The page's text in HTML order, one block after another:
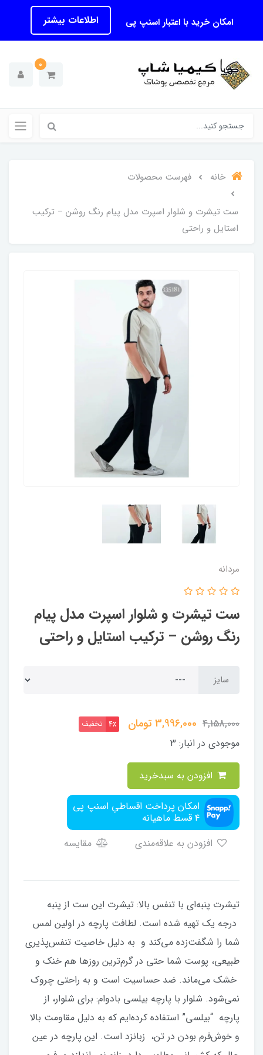
امکان خرید با اعتبار اسنپ پی اطلاعات بیشتر
0
خانه فهرست محصولات
ست تیشرت و شلوار اسپرت مدل پیام رنگ روشن – ترکیب
استایل و راحتی
مردانه
ست تیشرت و شلوار اسپرت مدل پیام
رنگ روشن – ترکیب استایل و راحتی
سایز
4,158,000
3,996,000تومان 4٪ تخفیف
موجودی در انبار: 3
امکان پرداخت اقساطیِ اسنپ پی
۴ قسط ماهیانه
مقایسه
تیشرت پنبه‌ای با تنفس بالا: تیشرت این ست از پنبه
درجه یک تهیه شده است. لطافت پارچه در اولین لمس
شما را شگفت‌زده می‌کند و به دلیل خاصیت تنفس‌پذیری
طبیعی، پوست شما حتی در گرم‌ترین روزها هم خنک و
خشک می‌ماند. ضد حساسیت است و به راحتی چروک
نمی‌شود. شلوار با پارچه بیلسی بادوام: برای شلوار، از
پارچه “بیلسی” استفاده کرده‌ایم که به دلیل مقاومت بالا
و خوش‌فرم بودن در تن، زبانزد است. این پارچه در عین